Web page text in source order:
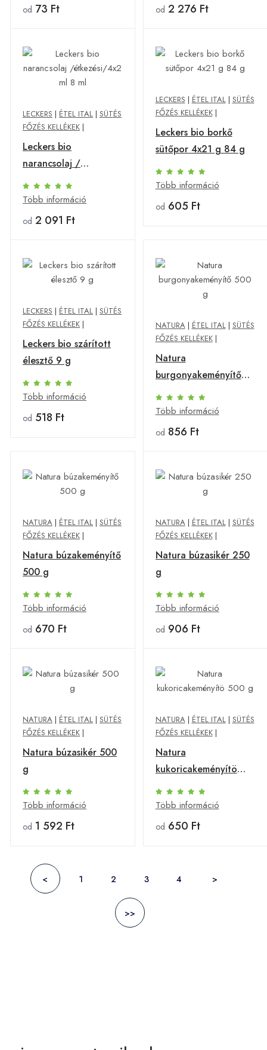
od 73 Ft od 2 276 Ft
LECKERS | ÉTEL ITAL | SÜTÉS
FŐZÉS KELLÉKEK |
Leckers bio
narancsolaj /
étkezési/4x2 ml 8 ml
Több információ
od 2 091 Ft
LECKERS | ÉTEL ITAL| SÜTÉS
FŐZÉS KELLÉKEK|
Leckers bio borkő
sütőpor 4x21 g 84 g
Több információ
od 605 Ft
LECKERS | ÉTEL ITAL | SÜTÉS
FŐZÉS KELLÉKEK |
Leckers bio szárított
élesztő 9 g
Több információ
od 518 Ft
NATURA| ÉTEL ITAL| SÜTÉS
FŐZÉS KELLÉKEK|
Natura
burgonyakeményítő
500 g
Több információ
od 856 Ft
NATURA | ÉTEL ITAL | SÜTÉS
FŐZÉS KELLÉKEK |
Natura búzakeményítő
500 g
Több információ
od 670 Ft
NATURA| ÉTEL ITAL| SÜTÉS
FŐZÉS KELLÉKEK|
Natura búzasikér 250
g
Több információ
od 906 Ft
NATURA | ÉTEL ITAL | SÜTÉS
FŐZÉS KELLÉKEK |
Natura búzasikér 500
g
Több információ
od 1 592 Ft
NATURA| ÉTEL ITAL| SÜTÉS
FŐZÉS KELLÉKEK|
Natura
kukoricakeményítö
500 g
Több információ
od 650 Ft
< 1 2 3 4 >
>>